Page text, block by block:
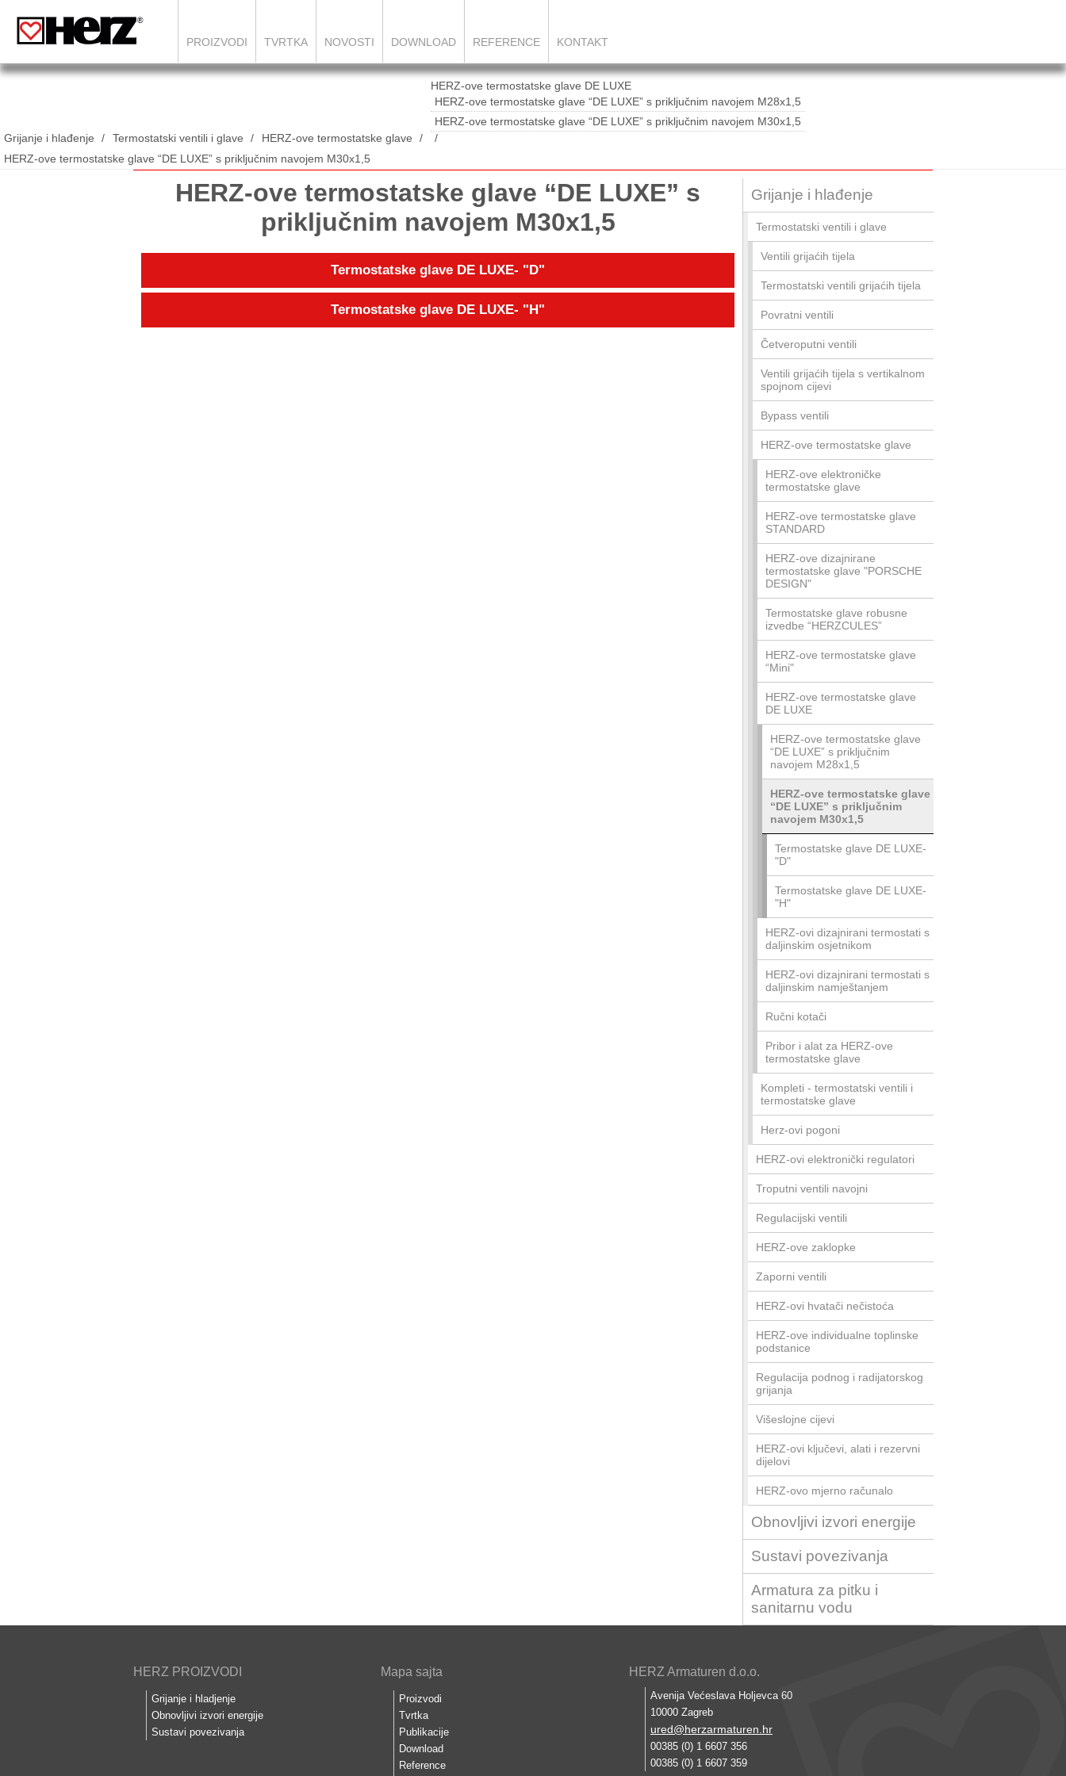
PROIZVODI TVRTKA NOVOSTI DOWNLOAD REFERENCE KONTAKT
Grijanje i hlađenje Termostatski ventili i glave HERZ-ove termostatske glave
HERZ-ove termostatske glave DE LUXE
HERZ-ove termostatske glave “DE LUXE” s priključnim navojem M28x1,5
HERZ-ove termostatske glave “DE LUXE” s priključnim navojem M30x1,5
HERZ-ove termostatske glave “DE LUXE” s priključnim navojem M30x1,5
HERZ-ove termostatske glave “DE LUXE” s
priključnim navojem M30x1,5
Termostatske glave DE LUXE- "D"
Termostatske glave DE LUXE- "H"
Grijanje i hlađenje
Termostatski ventili i glave
Ventili grijaćih tijela
Termostatski ventili grijaćih tijela
Povratni ventili
Četveroputni ventili
Ventili grijaćih tijela s vertikalnom
spojnom cijevi
Bypass ventili
HERZ-ove termostatske glave
HERZ-ove elektroničke
termostatske glave
HERZ-ove termostatske glave
STANDARD
HERZ-ove dizajnirane
termostatske glave "PORSCHE
DESIGN"
Termostatske glave robusne
izvedbe “HERZCULES”
HERZ-ove termostatske glave
“Mini"
HERZ-ove termostatske glave
DE LUXE
HERZ-ove termostatske glave
“DE LUXE” s priključnim
navojem M28x1,5
HERZ-ove termostatske glave
“DE LUXE” s priključnim
navojem M30x1,5
Termostatske glave DE LUXE-
"D"
Termostatske glave DE LUXE-
"H"
HERZ-ovi dizajnirani termostati s
daljinskim osjetnikom
HERZ-ovi dizajnirani termostati s
daljinskim namještanjem
Ručni kotači
Pribor i alat za HERZ-ove
termostatske glave
Kompleti - termostatski ventili i
termostatske glave
Herz-ovi pogoni
HERZ-ovi elektronički regulatori
Troputni ventili navojni
Regulacijski ventili
HERZ-ove zaklopke
Zaporni ventili
HERZ-ovi hvatači nečistoća
HERZ-ove individualne toplinske
podstanice
Regulacija podnog i radijatorskog
grijanja
Višeslojne cijevi
HERZ-ovi ključevi, alati i rezervni
dijelovi
HERZ-ovo mjerno računalo
Obnovljivi izvori energije
Sustavi povezivanja
Armatura za pitku i
sanitarnu vodu
HERZ PROIZVODI
Grijanje i hladjenje
Obnovljivi izvori energije
Sustavi povezivanja
Mapa sajta
Proizvodi
Tvrtka
Publikacije
Download
Reference
HERZ Armaturen d.o.o.
Avenija Većeslava Holjevca 60
10000 Zagreb
ured@herzarmaturen.hr
00385 (0) 1 6607 356
00385 (0) 1 6607 359